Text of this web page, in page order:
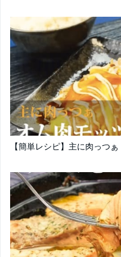
【簡単レシピ】主に肉っつ